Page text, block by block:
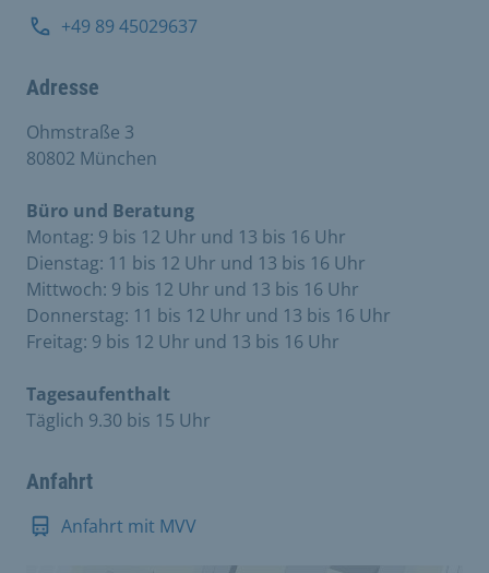
+49 89 45029637
Adresse
Ohmstraße 3
80802 München
Büro und Beratung
Montag: 9 bis 12 Uhr und 13 bis 16 Uhr
Dienstag: 11 bis 12 Uhr und 13 bis 16 Uhr
Mittwoch: 9 bis 12 Uhr und 13 bis 16 Uhr
Donnerstag: 11 bis 12 Uhr und 13 bis 16 Uhr
Freitag: 9 bis 12 Uhr und 13 bis 16 Uhr
Tagesaufenthalt
Täglich 9.30 bis 15 Uhr
Anfahrt
Anfahrt mit MVV